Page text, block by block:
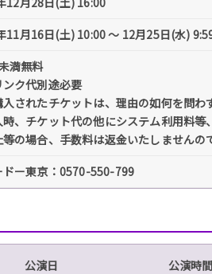
11月16日(土) 10:00 〜 12月25日(水)
満無料
ク代別途必要
されたチケットは、理由の如何を問わ
、チケット代の他にシステム利用料等
の場合、手数料は返金いたしませんの
ドー東京：0570-550-799
公演日 公演時間